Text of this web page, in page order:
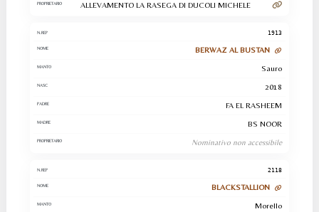
ALLEVAMENTO LA RASEGA DI DUCOLI MICHELE
1913
BERWAZ AL BUSTAN
Sauro
2018
FA EL RASHEEM
BS NOOR
Nominativo non accessibile
2118
BLACKSTALLION
Morello